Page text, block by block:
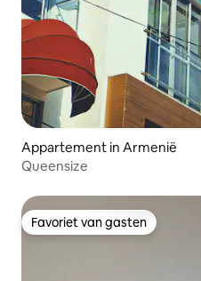
Appartement in Armenië
Queensize
Favoriet van gasten
Favoriet van gasten